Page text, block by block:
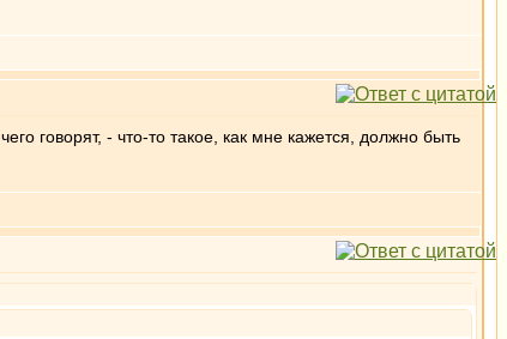
говорят, - что-то такое, как мне кажется, должно быть